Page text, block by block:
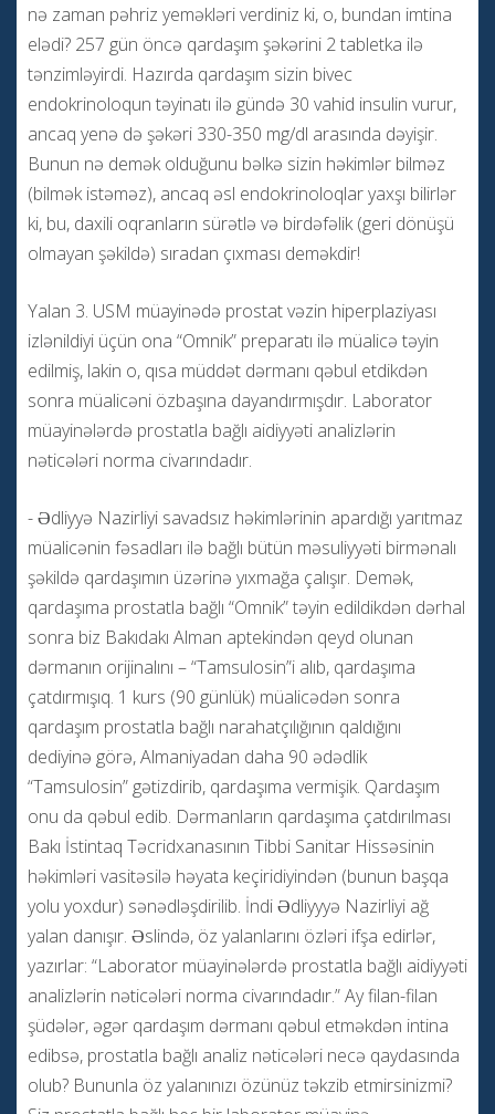
nə zaman pəhriz yeməkləri verdiniz ki, o, bundan imtina
elədi? 257 gün öncə qardaşım şəkərini 2 tabletka ilə
tənzimləyirdi. Hazırda qardaşım sizin bivec
endokrinoloqun təyinatı ilə gündə 30 vahid insulin vurur,
ancaq yenə də şəkəri 330-350 mg/dl arasında dəyişir.
Bunun nə demək olduğunu bəlkə sizin həkimlər bilməz
(bilmək istəməz), ancaq əsl endokrinoloqlar yaxşı bilirlər
ki, bu, daxili oqranların sürətlə və birdəfəlik (geri dönüşü
olmayan şəkildə) sıradan çıxması deməkdir!
Yalan 3. USM müayinədə prostat vəzin hiperplaziyası
izlənildiyi üçün ona “Omnik” preparatı ilə müalicə təyin
edilmiş, lakin o, qısa müddət dərmanı qəbul etdikdən
sonra müalicəni özbaşına dayandırmışdır. Laborator
müayinələrdə prostatla bağlı aidiyyəti analizlərin
nəticələri norma civarındadır.
- Ədliyyə Nazirliyi savadsız həkimlərinin apardığı yarıtmaz
müalicənin fəsadları ilə bağlı bütün məsuliyyəti birmənalı
şəkildə qardaşımın üzərinə yıxmağa çalışır. Demək,
qardaşıma prostatla bağlı “Omnik” təyin edildikdən dərhal
sonra biz Bakıdakı Alman aptekindən qeyd olunan
dərmanın orijinalını – “Tamsulosin”i alıb, qardaşıma
çatdırmışıq. 1 kurs (90 günlük) müalicədən sonra
qardaşım prostatla bağlı narahatçılığının qaldığını
dediyinə görə, Almaniyadan daha 90 ədədlik
“Tamsulosin” gətizdirib, qardaşıma vermişik. Qardaşım
onu da qəbul edib. Dərmanların qardaşıma çatdırılması
Bakı İstintaq Təcridxanasının Tibbi Sanitar Hissəsinin
həkimləri vasitəsilə həyata keçiridiyindən (bunun başqa
yolu yoxdur) sənədləşdirilib. İndi Ədliyyyə Nazirliyi ağ
yalan danışır. Əslində, öz yalanlarını özləri ifşa edirlər,
yazırlar: “Laborator müayinələrdə prostatla bağlı aidiyyəti
analizlərin nəticələri norma civarındadır.” Ay filan-filan
şüdələr, əgər qardaşım dərmanı qəbul etməkdən intina
edibsə, prostatla bağlı analiz nəticələri necə qaydasında
olub? Bununla öz yalanınızı özünüz təkzib etmirsinizmi?